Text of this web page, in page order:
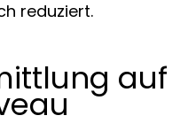
reduziert.
auf